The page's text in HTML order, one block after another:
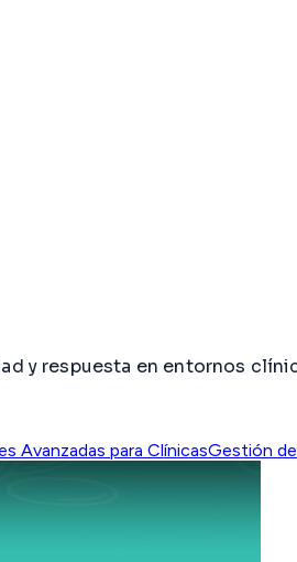
y respuesta en entornos
Avanzadas para ClínicasGestión